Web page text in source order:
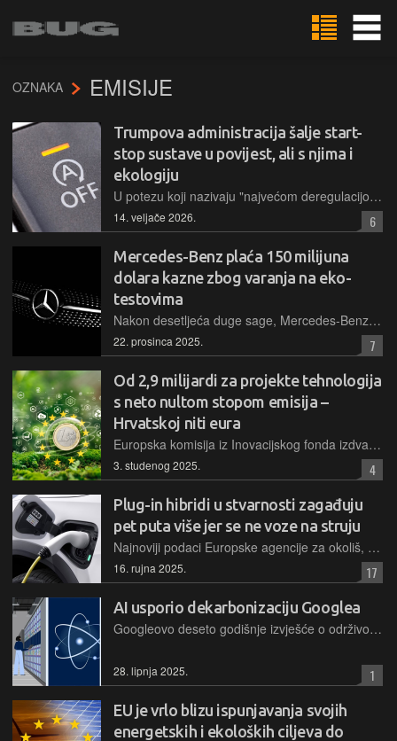
OZNAKA EMISIJE
Trumpova administracija šalje start-
stop sustave u povijest, ali s njima i
ekologiju
U potezu koji nazivaju "najvećom deregulacijom u američkoj povijesti", agencija za zaštitu okoliša SAD-a ukinula je niz ekoloških propisa za automobilsku industriju, ali i omraženu start-stop tehnologiju
14. veljače 2026. 6
Mercedes-Benz plaća 150 milijuna
dolara kazne zbog varanja na eko-
testovima
Nakon desetljeća duge sage, Mercedes-Benz pristao je na nagodbu tešku do 150 milijuna dolara s američkim saveznim državama zbog korištenja spornih softverskih uređaja za lažiranje emisija
22. prosinca 2025. 7
Od 2,9 milijardi za projekte tehnologija
s neto nultom stopom emisija –
Hrvatskoj niti eura
Europska komisija iz Inovacijskog fonda izdvaja 2,9 milijardi eura za 61 projekt tehnologije s nultom neto stopom emisija. Financijska sredstva dolaze od prihoda iz sustava EU-a za trgovanje emisijama
3. studenog 2025. 4
Plug-in hibridi u stvarnosti zagađuju
pet puta više jer se ne voze na struju
Najnoviji podaci Europske agencije za okoliš, prikupljeni s više od 800.000 vozila, pokazuju da stvarna potrošnja i emisije plug-in hibrida drastično odstupaju od laboratorijskih testova
16. rujna 2025. 17
AI usporio dekarbonizaciju Googlea
Googleovo deseto godišnje izvješće o održivom poslovanju ističe korake bitne u kontekstu povećanja potrošnje energije i emisija stakleničkih plinova, do čega je došlo zbog primjene AI tehnologija
28. lipnja 2025. 1
EU je vrlo blizu ispunjavanja svojih
energetskih i ekoloških ciljeva do